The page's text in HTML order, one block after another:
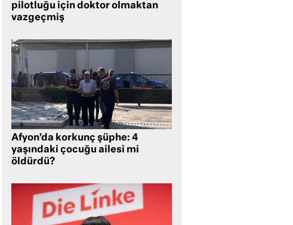
pilotluğu için doktor olmaktan
vazgeçmiş
Afyon’da korkunç şüphe: 4
yaşındaki çocuğu ailesi mi
öldürdü?